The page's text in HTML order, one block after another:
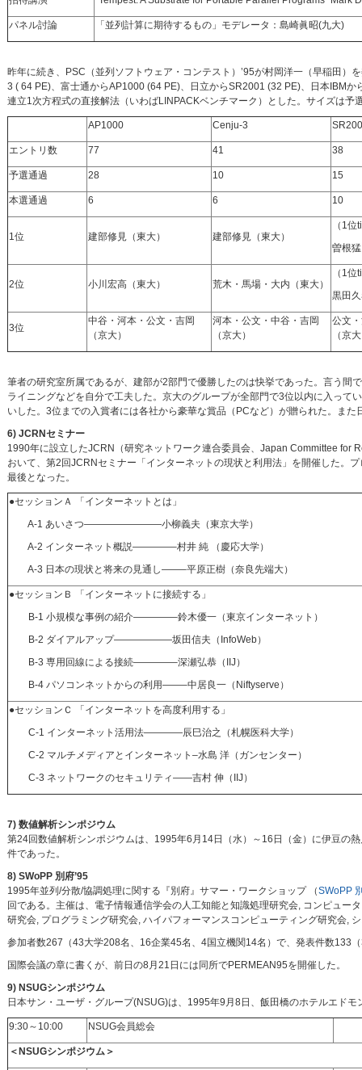
パネル討論 「並列計算に期待するもの」モデレータ：島崎眞昭(九大)
昨年に続き、PSC（並列ソフトウェア・コンテスト）’95が村岡洋一（早稲田
3 ( 64 PE)、富士通からAP1000 (64 PE)、日立からSR2001 (32 PE)、日本IBM
連立1次方程式の直接解法（いわばLINPACKベンチマーク）とした。サイズは
AP1000 Cenju-3
エントリ数 77 41 38
予選通過 28 10 15
本選通過 6 6 10
1位 建部修見（東大） 建部修見（東大）
（1位
曽根
2位 小川宏高（東大） 荒木・馬場・大内（東大）
（1位
黒田
3位
中谷・河本・公文・吉岡
（京大）
河本・公文・中谷・吉岡
（京大）
公文
（京
筆者の研究室所属であるが、建部が2部門で優勝したのは快挙であった。言う
ライニングなどを自分で工夫した。京大のグループが全部門で3位以内に入っ
いした。3位までの入賞者には各社から豪華な賞品（PCなど）が贈られた。また
6) JCRNセミナー
1990年に設立したJCRN（研究ネットワーク連合委員会、Japan Committee
おいて、第2回JCRNセミナー「インターネットの現状と利用法」を開催した。
最後となった。
●セッションＡ 「インターネットとは」
A-1 あいさつ————————小柳義夫（東京大学）
A-2 インターネット概説————–村井 純 （慶応大学）
A-3 日本の現状と将来の見通し——–平原正樹（奈良先端大）
●セッションＢ 「インターネットに接続する」
B-1 小規模な事例の紹介————–鈴木優一（東京インターネット）
B-2 ダイアルアップ——————坂田信夫（InfoWeb）
B-3 専用回線による接続————–深瀬弘恭（IIJ）
B-4 パソコンネットからの利用——–中居良一（Niftyserve）
●セッションＣ 「インターネットを高度利用する」
C-1 インターネット活用法————辰巳治之（札幌医科大学）
C-2 マルチメディアとインターネット–水島 洋（ガンセンター）
C-3 ネットワークのセキュリティ——吉村 伸（IIJ）
7) 数値解析シンポジウム
第24回数値解析シンポジウムは、1995年6月14日（水）～16日（金）に伊豆の
件であった。
8) SWoPP 別府’95
1995年並列/分散/協調処理に関する『別府』サマー・ワークショップ （SWoPP
回である。主催は、電子情報通信学会の人工知能と知識処理研究会, コンピュ
研究会, プログラミング研究会, ハイパフォーマンスコンピューティング研究会,
参加者数267（43大学208名、16企業45名、4国立機関14名）で、発表件数133
国際会議の章に書くが、前日の8月21日には同所でPERMEAN95を開催した。
9) NSUGシンポジウム
日本サン・ユーザ・グループ(NSUG)は、1995年9月8日、飯田橋のホテルエド
9:30～10:00 NSUG会員総会
＜NSUGシンポジウム＞